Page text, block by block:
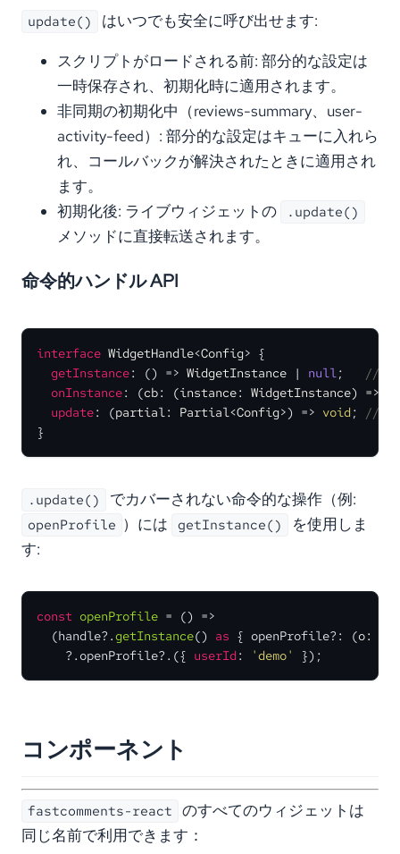
update() はいつでも安全に呼び出せます:
スクリプトがロードされる前: 部分的な設定は
一時保存され、初期化時に適用されます。
非同期の初期化中（reviews-summary、user-
activity-feed）: 部分的な設定はキューに入れら
れ、コールバックが解決されたときに適用され
ます。
初期化後: ライブウィジェットの
.update()
メソッドに直接転送されます。
命令的ハンドル API
interface WidgetHandle<Config> {
getInstance: () => WidgetInstance | null;
//
onInstance: (cb: (instance: WidgetInstance) =>
update: (partial: Partial<Config>) => void;
//
}
.update() でカバーされない命令的な操作（例:
openProfile ）には getInstance()
を使用しま
す:
const openProfile = () =>
  (handle?.
getInstance() as { openProfile?: (o: {
    ?.
openProfile?.({ userId: 'demo' });
コンポーネント
fastcomments-react のすべてのウィジェットは
同じ名前で利用できます：